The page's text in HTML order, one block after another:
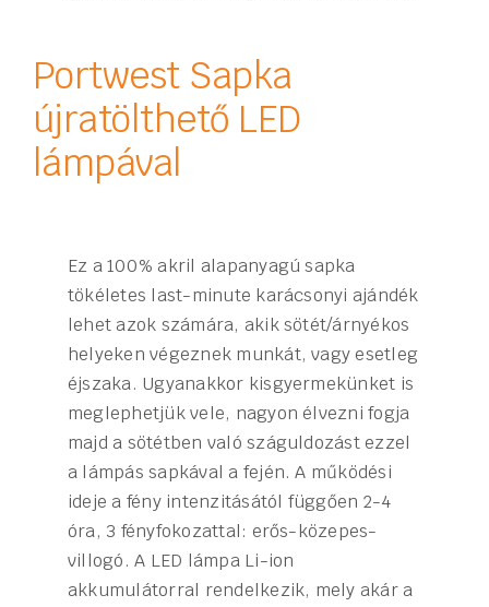
Portwest Sapka
újratölthető LED
lámpával
Ez a 100% akril alapanyagú sapka
tökéletes last-minute karácsonyi ajándék
lehet azok számára, akik sötét/árnyékos
helyeken végeznek munkát, vagy esetleg
éjszaka. Ugyanakkor kisgyermekünket is
meglephetjük vele, nagyon élvezni fogja
majd a sötétben való száguldozást ezzel
a lámpás sapkával a fején. A működési
ideje a fény intenzitásától függően 2-4
óra, 3 fényfokozattal: erős-közepes-
villogó. A LED lámpa Li-ion
akkumulátorral rendelkezik, mely akár a